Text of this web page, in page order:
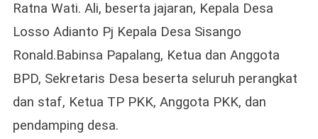
Ratna Wati. Ali, beserta jajaran, Kepala Desa
Losso Adianto Pj Kepala Desa Sisango
Ronald.Babinsa Papalang, Ketua dan Anggota
BPD, Sekretaris Desa beserta seluruh perangkat
dan staf, Ketua TP PKK, Anggota PKK, dan
pendamping desa.